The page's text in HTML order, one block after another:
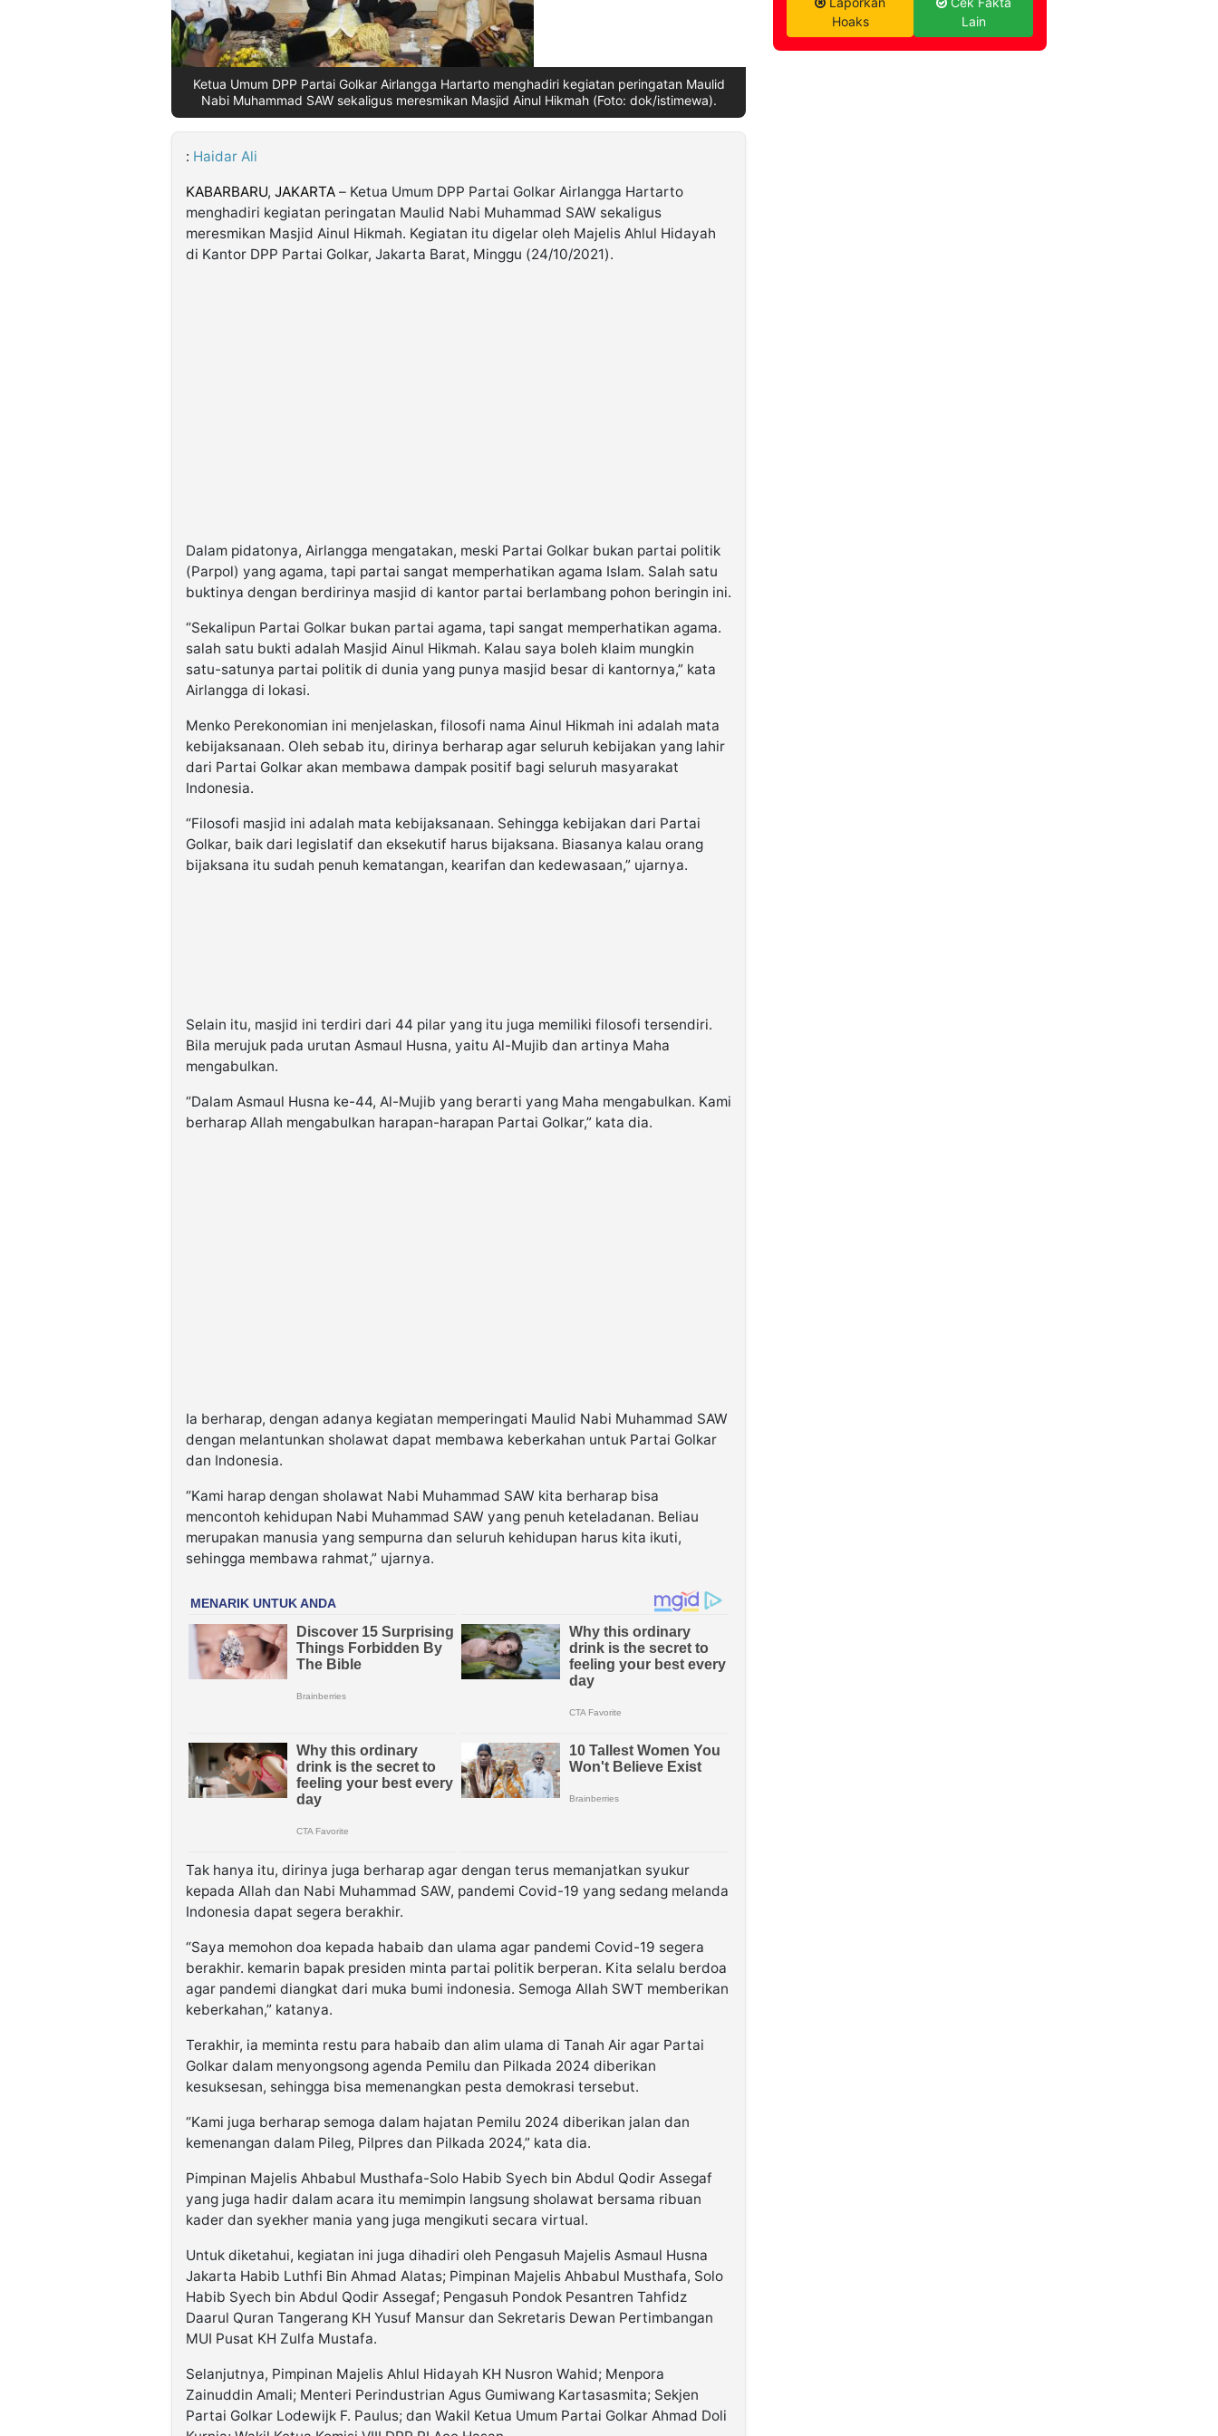
Ketua Umum DPP Partai Golkar Airlangga Hartarto menghadiri kegiatan peringatan Maulid
Nabi Muhammad SAW sekaligus meresmikan Masjid Ainul Hikmah (Foto: dok/istimewa).
: Haidar Ali
KABARBARU, JAKARTA – Ketua Umum DPP Partai Golkar Airlangga Hartarto
menghadiri kegiatan peringatan Maulid Nabi Muhammad SAW sekaligus
meresmikan Masjid Ainul Hikmah. Kegiatan itu digelar oleh Majelis Ahlul Hidayah
di Kantor DPP Partai Golkar, Jakarta Barat, Minggu (24/10/2021).
Dalam pidatonya, Airlangga mengatakan, meski Partai Golkar bukan partai politik
(Parpol) yang agama, tapi partai sangat memperhatikan agama Islam. Salah satu
buktinya dengan berdirinya masjid di kantor partai berlambang pohon beringin ini.
“Sekalipun Partai Golkar bukan partai agama, tapi sangat memperhatikan agama.
salah satu bukti adalah Masjid Ainul Hikmah. Kalau saya boleh klaim mungkin
satu-satunya partai politik di dunia yang punya masjid besar di kantornya,” kata
Airlangga di lokasi.
Menko Perekonomian ini menjelaskan, filosofi nama Ainul Hikmah ini adalah mata
kebijaksanaan. Oleh sebab itu, dirinya berharap agar seluruh kebijakan yang lahir
dari Partai Golkar akan membawa dampak positif bagi seluruh masyarakat
Indonesia.
“Filosofi masjid ini adalah mata kebijaksanaan. Sehingga kebijakan dari Partai
Golkar, baik dari legislatif dan eksekutif harus bijaksana. Biasanya kalau orang
bijaksana itu sudah penuh kematangan, kearifan dan kedewasaan,” ujarnya.
Selain itu, masjid ini terdiri dari 44 pilar yang itu juga memiliki filosofi tersendiri.
Bila merujuk pada urutan Asmaul Husna, yaitu Al-Mujib dan artinya Maha
mengabulkan.
“Dalam Asmaul Husna ke-44, Al-Mujib yang berarti yang Maha mengabulkan. Kami
berharap Allah mengabulkan harapan-harapan Partai Golkar,” kata dia.
Ia berharap, dengan adanya kegiatan memperingati Maulid Nabi Muhammad SAW
dengan melantunkan sholawat dapat membawa keberkahan untuk Partai Golkar
dan Indonesia.
“Kami harap dengan sholawat Nabi Muhammad SAW kita berharap bisa
mencontoh kehidupan Nabi Muhammad SAW yang penuh keteladanan. Beliau
merupakan manusia yang sempurna dan seluruh kehidupan harus kita ikuti,
sehingga membawa rahmat,” ujarnya.
Tak hanya itu, dirinya juga berharap agar dengan terus memanjatkan syukur
kepada Allah dan Nabi Muhammad SAW, pandemi Covid-19 yang sedang melanda
Indonesia dapat segera berakhir.
“Saya memohon doa kepada habaib dan ulama agar pandemi Covid-19 segera
berakhir. kemarin bapak presiden minta partai politik berperan. Kita selalu berdoa
agar pandemi diangkat dari muka bumi indonesia. Semoga Allah SWT memberikan
keberkahan,” katanya.
Terakhir, ia meminta restu para habaib dan alim ulama di Tanah Air agar Partai
Golkar dalam menyongsong agenda Pemilu dan Pilkada 2024 diberikan
kesuksesan, sehingga bisa memenangkan pesta demokrasi tersebut.
“Kami juga berharap semoga dalam hajatan Pemilu 2024 diberikan jalan dan
kemenangan dalam Pileg, Pilpres dan Pilkada 2024,” kata dia.
Pimpinan Majelis Ahbabul Musthafa-Solo Habib Syech bin Abdul Qodir Assegaf
yang juga hadir dalam acara itu memimpin langsung sholawat bersama ribuan
kader dan syekher mania yang juga mengikuti secara virtual.
Untuk diketahui, kegiatan ini juga dihadiri oleh Pengasuh Majelis Asmaul Husna
Jakarta Habib Luthfi Bin Ahmad Alatas; Pimpinan Majelis Ahbabul Musthafa, Solo
Habib Syech bin Abdul Qodir Assegaf; Pengasuh Pondok Pesantren Tahfidz
Daarul Quran Tangerang KH Yusuf Mansur dan Sekretaris Dewan Pertimbangan
MUI Pusat KH Zulfa Mustafa.
Selanjutnya, Pimpinan Majelis Ahlul Hidayah KH Nusron Wahid; Menpora
Zainuddin Amali; Menteri Perindustrian Agus Gumiwang Kartasasmita; Sekjen
Partai Golkar Lodewijk F. Paulus; dan Wakil Ketua Umum Partai Golkar Ahmad Doli
Hoaks
Lain